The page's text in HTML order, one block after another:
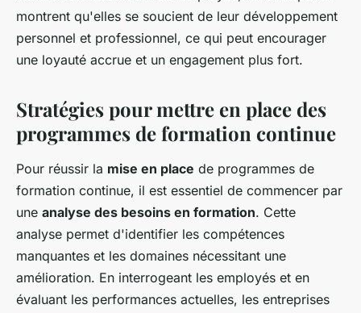
montrent qu'elles se soucient de leur développement
personnel et professionnel, ce qui peut encourager
une loyauté accrue et un engagement plus fort.
Stratégies pour mettre en place des
programmes de formation continue
Pour réussir la mise en place de programmes de
formation continue, il est essentiel de commencer par
une analyse des besoins en formation. Cette
analyse permet d'identifier les compétences
manquantes et les domaines nécessitant une
amélioration. En interrogeant les employés et en
évaluant les performances actuelles, les entreprises